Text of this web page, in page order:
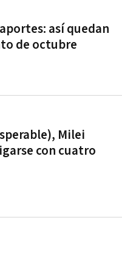
así quedan
de octubre
Milei
con cuatro